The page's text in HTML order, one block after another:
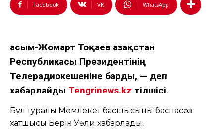
Facebook VK WhatsApp
Қасым-Жомарт Тоқаев Қазақстан
Республикасы Президентінің
Телерадиокешеніне барды, — деп
хабарлайды Tengrinews.kz тілшісі.
Бұл туралы Мемлекет басшысының баспасөз
хатшысы Берік Уәли хабарлады.